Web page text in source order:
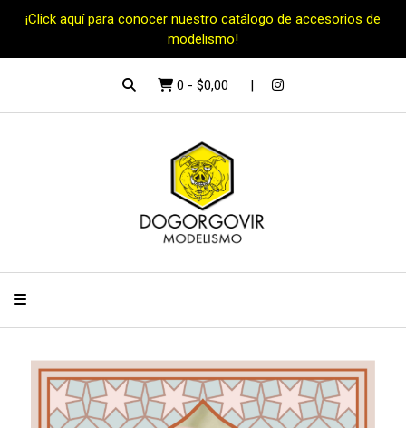
¡Click aquí para conocer nuestro catálogo de accesorios de
modelismo!
0 - $0,00